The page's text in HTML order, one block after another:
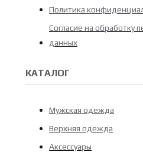
Политика
Согласие на обработку
данных
КАТАЛОГ
Мужская одежда
Верхняя одежда
Аксессуары